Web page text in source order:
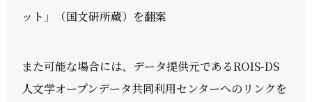
ット」（国文研所蔵）を翻案
また可能な場合には、データ提供元であるROIS-DS
人文学オープンデータ共同利用センターへのリンクを